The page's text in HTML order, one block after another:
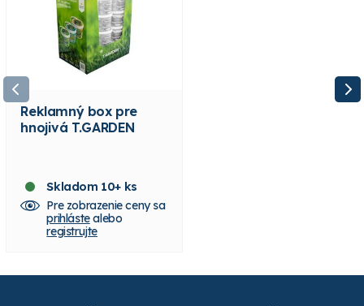
Reklamný box pre
hnojivá T.GARDEN
Skladom 10+ ks
Pre zobrazenie ceny sa
prihlástealebo
registrujte